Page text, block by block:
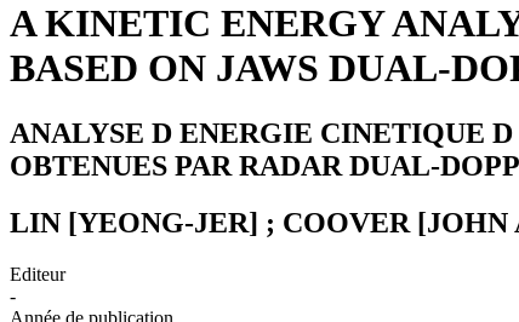
A KINETIC ENERGY
BASED ON JAWS DUAL-
ANALYSE D ENERGIE CINETIQUE
OBTENUES PAR RADAR DUAL-
LIN [YEONG-JER] ; COOVER [JOHN
Editeur
-
Année de publication